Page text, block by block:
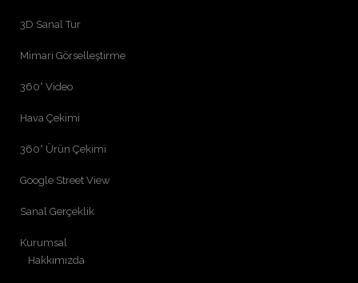
3D Sanal Tur
Mimari Görselleştirme
360° Video
Hava Çekimi
360° Ürün Çekimi
Google Street View
Sanal Gerçeklik
Kurumsal
Hakkımızda